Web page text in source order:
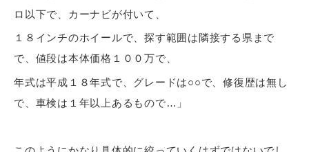
ロ以下で、カーナビが付いて、
１８インチのホイールで、探す範囲は隣接する県まで
で、値段は本体価格１００万で、
年式は平成１８年式で、グレードは○○で、修復歴は無し
で、車検は１年以上あるもので…」